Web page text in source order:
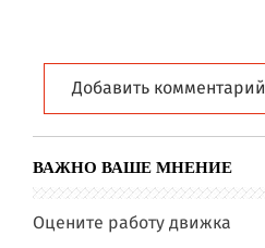
Добавить комментарий
ВАЖНО ВАШЕ МНЕНИЕ
Оцените работу движка